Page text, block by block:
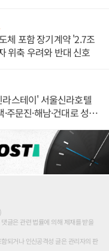
체 포함 장기계약 '2.7조
위축 우려와 반대 신호
스테이' 서울신라호텔
주문진·해남·건대로 성
글은 관련 법률에 의해 제재를 받을
되거나 인신공격성 글은 관리자의 판